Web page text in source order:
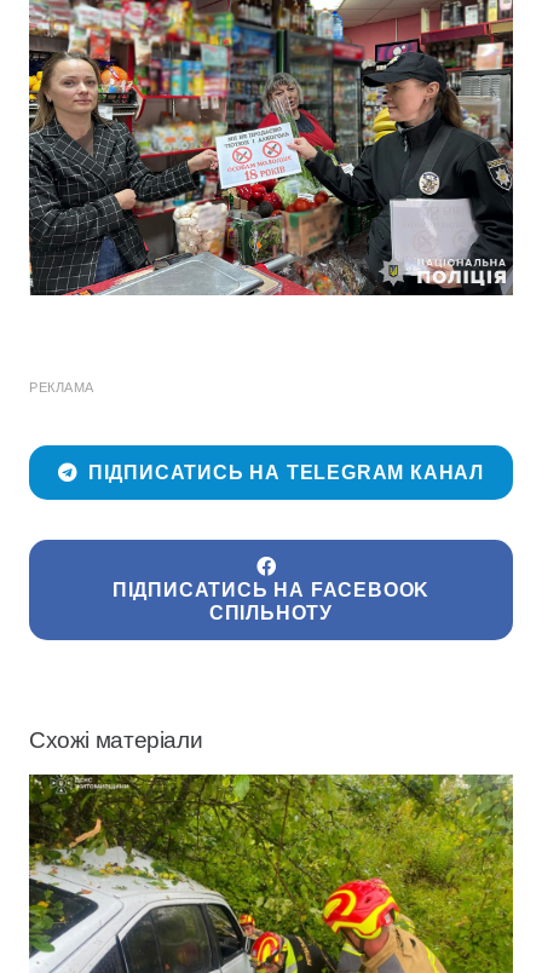
РЕКЛАМА
ПІДПИСАТИСЬ НА TELEGRAM КАНАЛ
ПІДПИСАТИСЬ НА FACEBOOK
СПІЛЬНОТУ
Схожі матеріали